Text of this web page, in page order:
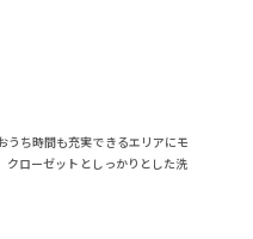
うち時間も充実できるエリアにモ
ローゼットとしっかりとした洗